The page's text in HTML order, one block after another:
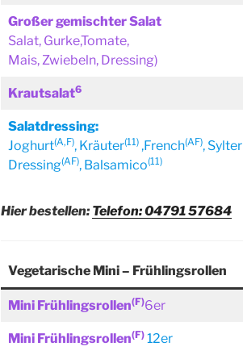
Großer gemischter Salat
Salat, Gurke,Tomate,
Mais, Zwiebeln, Dressing)
Krautsalat6
Salatdressing:
Joghurt(A,F), Kräuter(11) ,French(AF), Sylter
Dressing(AF), Balsamico(11)
Hier bestellen: Telefon: 04791 57684
Vegetarische Mini – Frühlingsrollen
Mini Frühlingsrollen(F)6er
Mini Frühlingsrollen(F) 12er